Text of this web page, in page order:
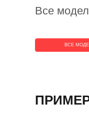
Все
ВСЕ